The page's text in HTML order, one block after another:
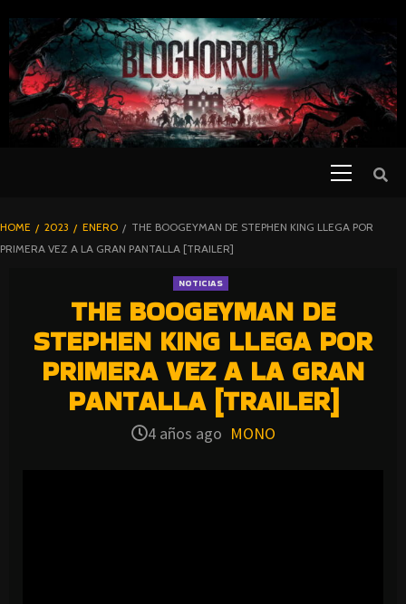
TO
CONTENT
BLOGHORROR
⋆
HOME 2023 ENERO
THE BOOGEYMAN DE STEPHEN KING LLEGA POR
PRIMERA VEZ A LA GRAN PANTALLA [TRAILER]
NOTICIAS
THE BOOGEYMAN DE
STEPHEN KING LLEGA POR
PRIMERA VEZ A LA GRAN
PANTALLA [TRAILER]
4 años ago MONO